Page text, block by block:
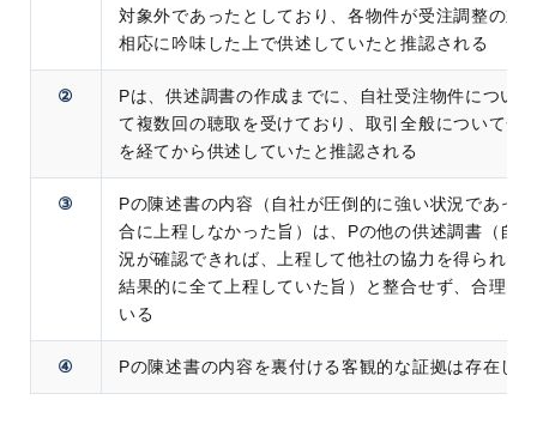
対象外であったとしており、各物件が受注調整の対
相応に吟味した上で供述していたと推認される
②
Pは、供述調書の作成までに、自社受注物件につい
て複数回の聴取を受けており、取引全般について一
を経てから供述していたと推認される
③
Pの陳述書の内容（自社が圧倒的に強い状況であっ
合に上程しなかった旨）は、Pの他の供述調書（自
況が確認できれば、上程して他社の協力を得られた
結果的に全て上程していた旨）と整合せず、合理的
いる
④ Pの陳述書の内容を裏付ける客観的な証拠は存在し